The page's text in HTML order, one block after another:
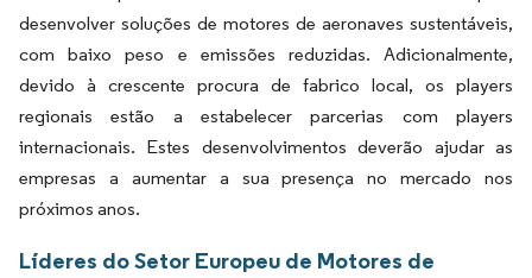
desenvolver soluções de motores de aeronaves sustentáveis,
com baixo peso e emissões reduzidas. Adicionalmente,
devido à crescente procura de fabrico local, os players
regionais estão a estabelecer parcerias com players
internacionais. Estes desenvolvimentos deverão ajudar as
empresas a aumentar a sua presença no mercado nos
próximos anos.
Líderes do Setor Europeu de Motores de